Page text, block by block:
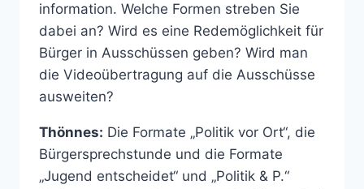
information. Welche Formen streben Sie
dabei an? Wird es eine Redemöglichkeit für
Bürger in Ausschüssen geben? Wird man
die Videoübertragung auf die Ausschüsse
ausweiten?
Thönnes: Die Formate „Politik vor Ort“, die
Bürgersprechstunde und die Formate
„Jugend entscheidet“ und „Politik & P.“